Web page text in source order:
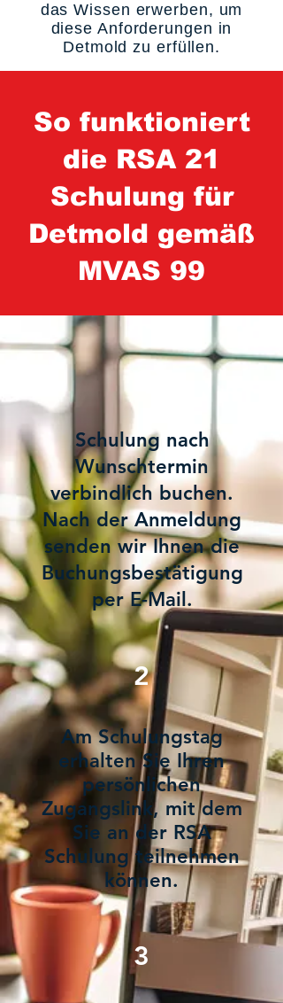
das Wissen erwerben, um
diese Anforderungen in
Detmold zu erfüllen.
So funktioniert
die RSA 21
Schulung für
Detmold gemäß
MVAS 99
Schulung nach
Wunschtermin
verbindlich buchen.
Nach der Anmeldung
senden wir Ihnen die
Buchungsbestätigung
per E-Mail.
2
Am Schulungstag
erhalten Sie Ihren
persönlichen
Zugangslink, mit dem
Sie an der RSA
Schulung teilnehmen
können.
3